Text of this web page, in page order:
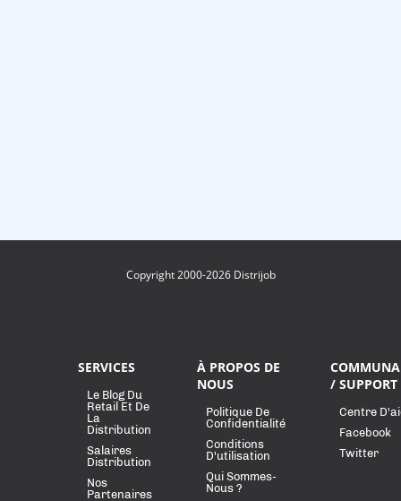
Copyright 2000-2026 Distrijob
SERVICES
Le Blog Du
Retail Et De
La
Distribution
Salaires
Distribution
Nos
Partenaires
À PROPOS DE
NOUS
Politique De
Confidentialité
Conditions
D'utilisation
Qui Sommes-
Nous ?
/ SUPPORT
Centre
Facebook
Twitter